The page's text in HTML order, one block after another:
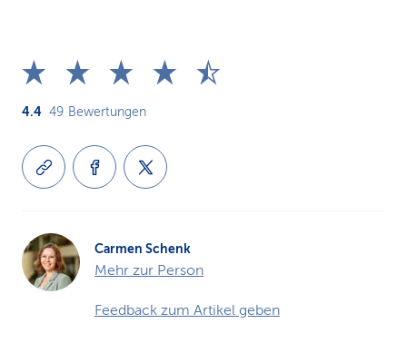
4.4 49 Bewertungen
Carmen Schenk
Mehr zur Person
Feedback zum Artikel geben